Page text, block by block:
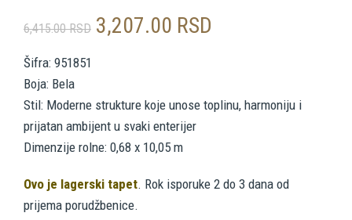
6,415.00RSD Originalna
bila:
3,207.00 RSD
je:
Šifra: 951851
Boja: Bela
Stil: Moderne strukture koje unose toplinu, harmoniju i
prijatan ambijent u svaki enterijer
Dimenzije rolne: 0,68 x 10,05 m
Ovo je lagerski tapet. Rok isporuke 2 do 3 dana od
prijema porudžbenice.